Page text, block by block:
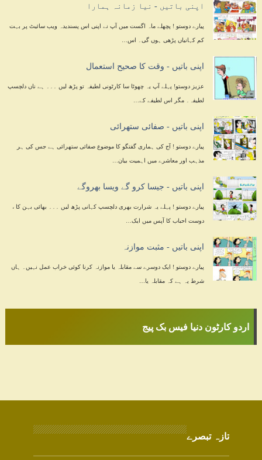
اپنی باتیں - نیا زمانہ ہمارا
پیارے دوستو ! پچھلے ماہ اگست میں آپ نے اپنی اس پسندیدہ ویب سائیٹ پر بہت
کم کہانیاں پڑھی ہوں گی۔ اس…
اپنی باتیں - وقت کا صحیح استعمال
عزیز دوستو! پہلے آپ یہ چھوٹا سا کارٹونی لطیفہ تو پڑھ لیں ۔۔۔ ہے ناں دلچسپ
لطیفہ۔ مگر اس لطیفے کے…
اپنی باتیں - صفائی ستھرائی
پیارے دوستو ! آج کی ہماری گفتگو کا موضوع صفائی ستھرائی ہے جس کی ہر
مذہب اور معاشرے میں اہمیت بیان…
اپنی باتیں - جیسا کرو گے ویسا بھروگے
پیارے دوستو ! پہلے یہ شرارت بھری دلچسپ کہانی پڑھ لیں ۔۔۔ بھائی بہن کا ،
دوست احباب کا آپس میں ایک…
اپنی باتیں - مثبت موازنہ
پیارے دوستو ! ایک دوسرے سے مقابلہ یا موازنہ کرنا کوئی خراب عمل نہیں۔ ہاں
شرط یہ ہے کہ مقابلہ یا…
اردو کارٹون دنیا فیس بک پیج
تازہ تبصرے